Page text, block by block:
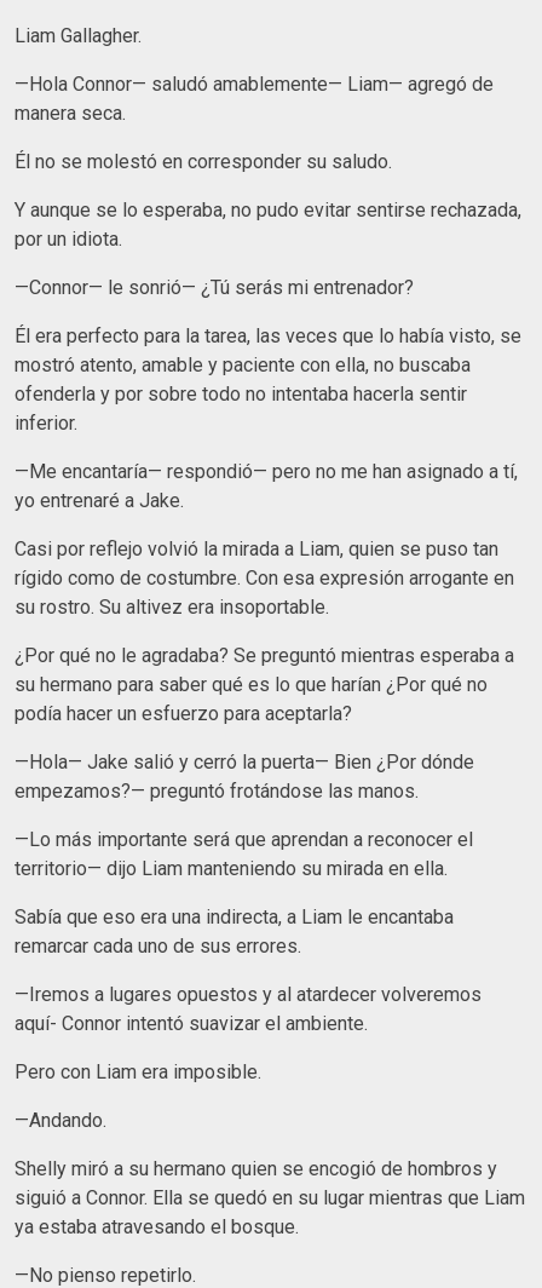
Liam Gallagher.
—Hola Connor— saludó amablemente— Liam— agregó de
manera seca.
Él no se molestó en corresponder su saludo.
Y aunque se lo esperaba, no pudo evitar sentirse rechazada,
por un idiota.
—Connor— le sonrió— ¿Tú serás mi entrenador?
Él era perfecto para la tarea, las veces que lo había visto, se
mostró atento, amable y paciente con ella, no buscaba
ofenderla y por sobre todo no intentaba hacerla sentir
inferior.
—Me encantaría— respondió— pero no me han asignado a tí,
yo entrenaré a Jake.
Casi por reflejo volvió la mirada a Liam, quien se puso tan
rígido como de costumbre. Con esa expresión arrogante en
su rostro. Su altivez era insoportable.
¿Por qué no le agradaba? Se preguntó mientras esperaba a
su hermano para saber qué es lo que harían ¿Por qué no
podía hacer un esfuerzo para aceptarla?
—Hola— Jake salió y cerró la puerta— Bien ¿Por dónde
empezamos?— preguntó frotándose las manos.
—Lo más importante será que aprendan a reconocer el
territorio— dijo Liam manteniendo su mirada en ella.
Sabía que eso era una indirecta, a Liam le encantaba
remarcar cada uno de sus errores.
—Iremos a lugares opuestos y al atardecer volveremos
aquí- Connor intentó suavizar el ambiente.
Pero con Liam era imposible.
—Andando.
Shelly miró a su hermano quien se encogió de hombros y
siguió a Connor. Ella se quedó en su lugar mientras que Liam
ya estaba atravesando el bosque.
—No pienso repetirlo.